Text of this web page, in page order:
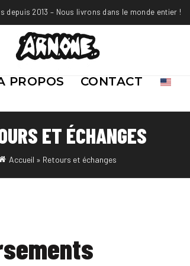
depuis 2013 – Nous livrons dans le monde entier !
PROPOS CONTACT
ET ÉCHANGES
Accueil » Retours et échanges